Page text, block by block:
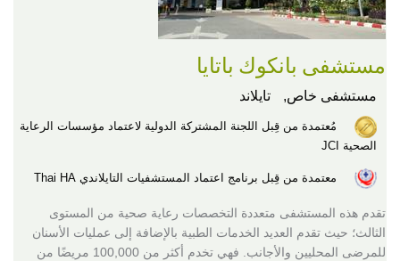
مستشفى بانكوك باتايا
مستشفى خاص, تايلاند
مُعتمدة من قِبل اللجنة المشتركة الدولية لاعتماد مؤسسات الرعاية
الصحية JCI
معتمدة من قِبل برنامج اعتماد المستشفيات التايلاندي Thai HA
تقدم هذه المستشفى متعددة التخصصات رعاية صحية من المستوى
الثالث؛ حيث تقدم العديد الخدمات الطبية بالإضافة إلى عمليات الأسنان
للمرضى المحليين والأجانب. فهي تخدم أكثر من 100,000 مريضًا من